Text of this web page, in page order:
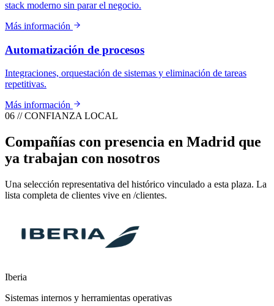
stack moderno sin parar el negocio.
Más información
Automatización de procesos
Integraciones, orquestación de sistemas y eliminación de tareas
repetitivas.
Más información
06 // CONFIANZA LOCAL
Compañías con presencia en Madrid que
ya trabajan con nosotros
Una selección representativa del histórico vinculado a esta plaza. La
lista completa de clientes vive en /clientes.
Iberia
Sistemas internos y herramientas operativas